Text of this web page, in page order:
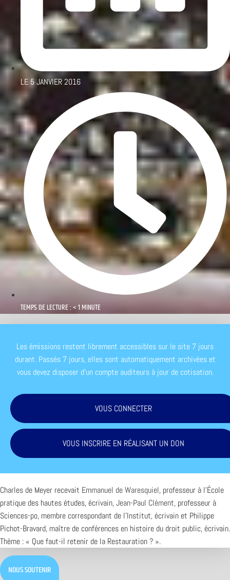
LE 5 JANVIER 2016
TEMPS DE LECTURE : < 1 MINUTE
Les émissions restent librement accessibles sur le site 7 jours
durant. Passés 7 jours, elles sont automatiquement archivées et
vous devez disposer d'un compte auditeurs à jour de cotisation.
VOUS CONNECTER
VOUS INSCRIRE EN RÉALISANT UN DON
Charles de Meyer recevait Emmanuel de Waresquiel, professeur à l’École
pratique des hautes études, écrivain,Jean-Paul Clément, professeur à
Sciences-po, membre correspondant de l’Institut, écrivain et Philippe
Pichot-Bravard, maître de conférences en histoire du droit public, écrivain.
Thème : « Que faut-il retenir de la Restauration ? ».
NOUS SOUTENIR